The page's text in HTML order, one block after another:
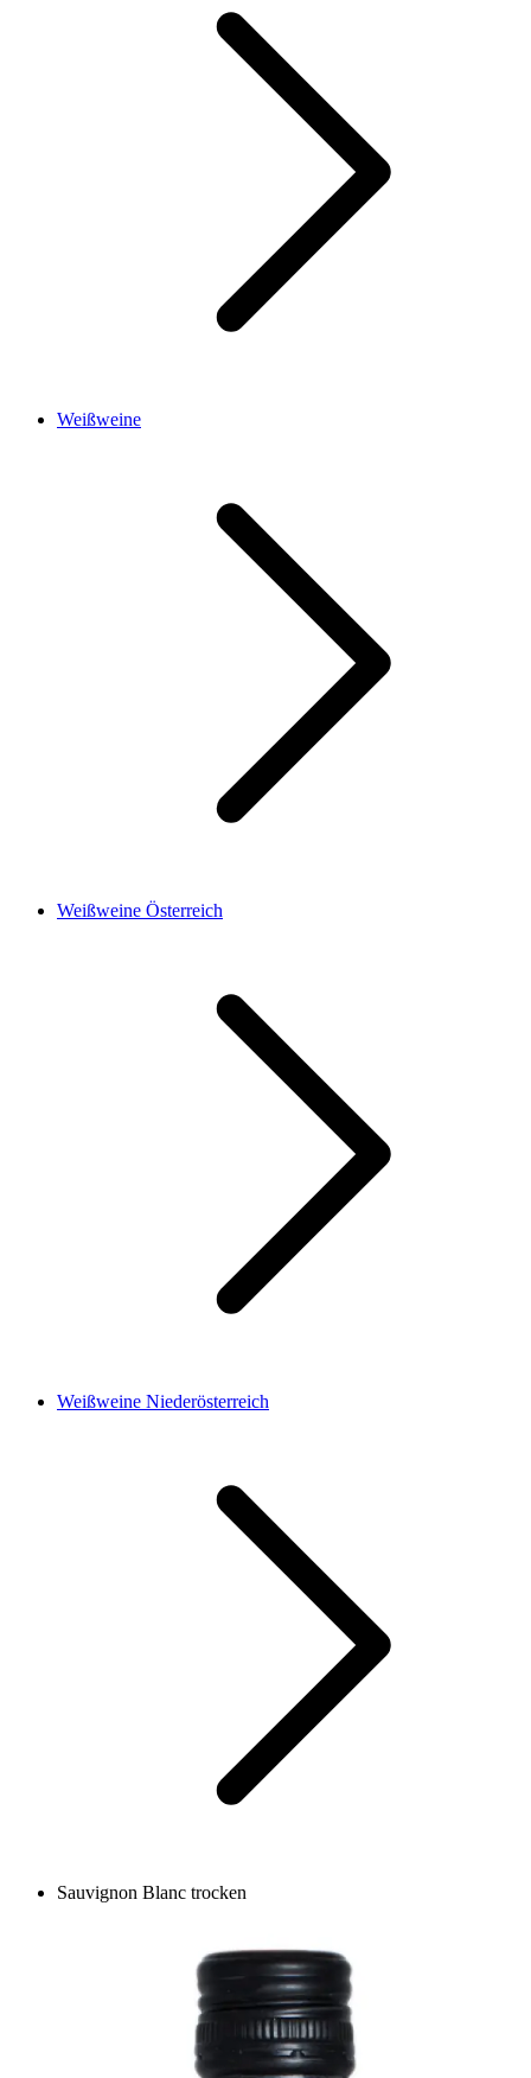
Weißweine
Weißweine Österreich
Weißweine Niederösterreich
Sauvignon Blanc trocken